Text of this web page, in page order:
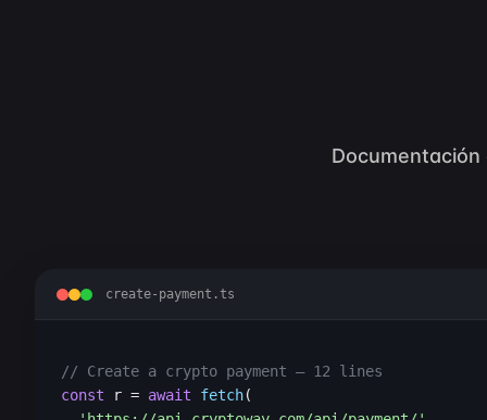
create-payment.ts
// Create a crypto payment — 12 lines
const r = await fetch(